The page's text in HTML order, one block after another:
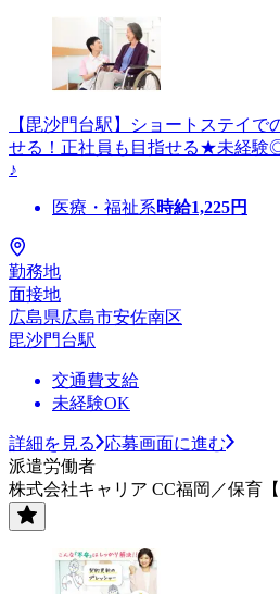
【毘沙門台駅】ショートステイ
せる！正社員も目指せる★未経験
♪
医療・福祉系時給1,225円
勤務地
面接地
広島県広島市安佐南区
毘沙門台駅
交通費支給
未経験OK
詳細を見る
応募画面に進む
派遣労働者
株式会社キャリア CC福岡／保育【